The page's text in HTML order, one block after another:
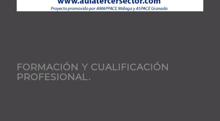
FORMACIÓN Y CUALIFICACIÓN
PROFESIONAL.